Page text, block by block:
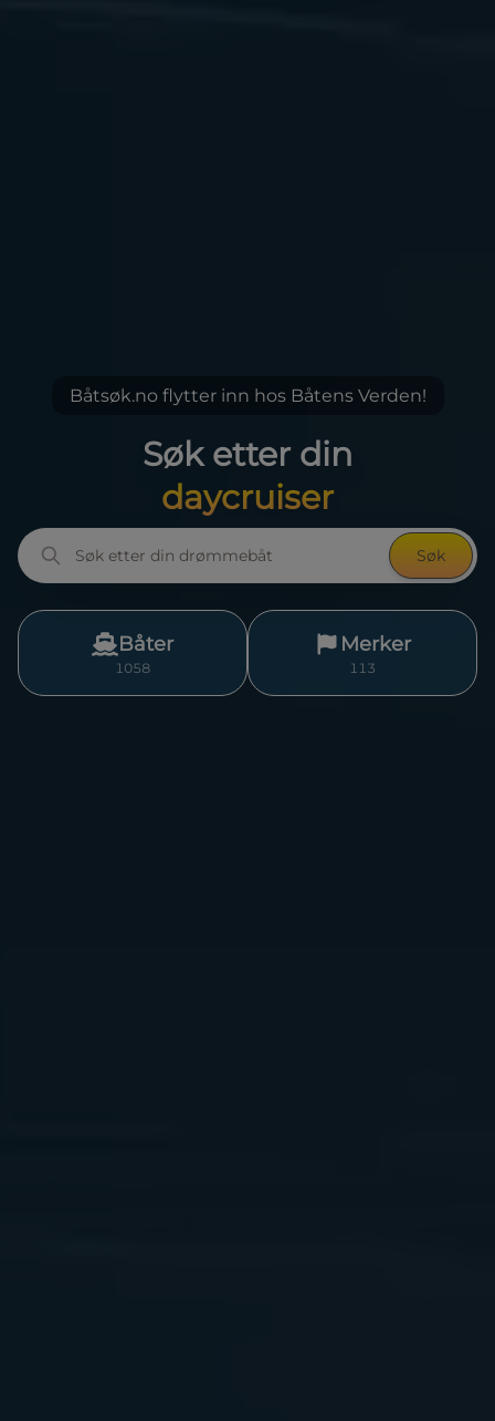
Båtsøk.no flytter inn hos Båtens Verden!
Søk etter din
cabincruiser
Søk
Båter
1058
Merker
113